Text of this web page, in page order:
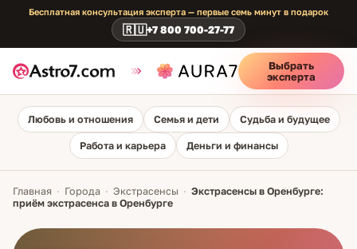
Бесплатная консультация эксперта — первые семь минут в подарок
🇷🇺+7 800 700-27-77
Выбрать
эксперта
Любовь и отношения Семья и дети Судьба и будущее
Работа и карьера Деньги и финансы
Главная · Города · Экстрасенсы · Экстрасенсы в Оренбурге:
приём экстрасенса в Оренбурге